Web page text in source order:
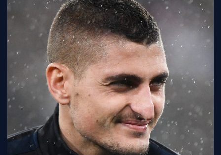
LIGUE 1
REAL MADRID
FC BARCELONE
MANCHESTER UNITED
CHELSEA
ARSENAL
BAYERN
L'AVIS DE LA RÉDAC'